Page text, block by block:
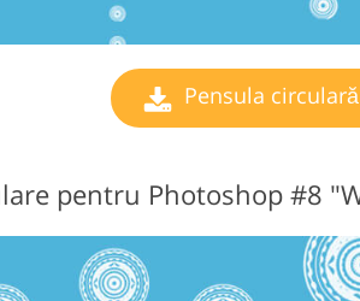
Pensula circulară